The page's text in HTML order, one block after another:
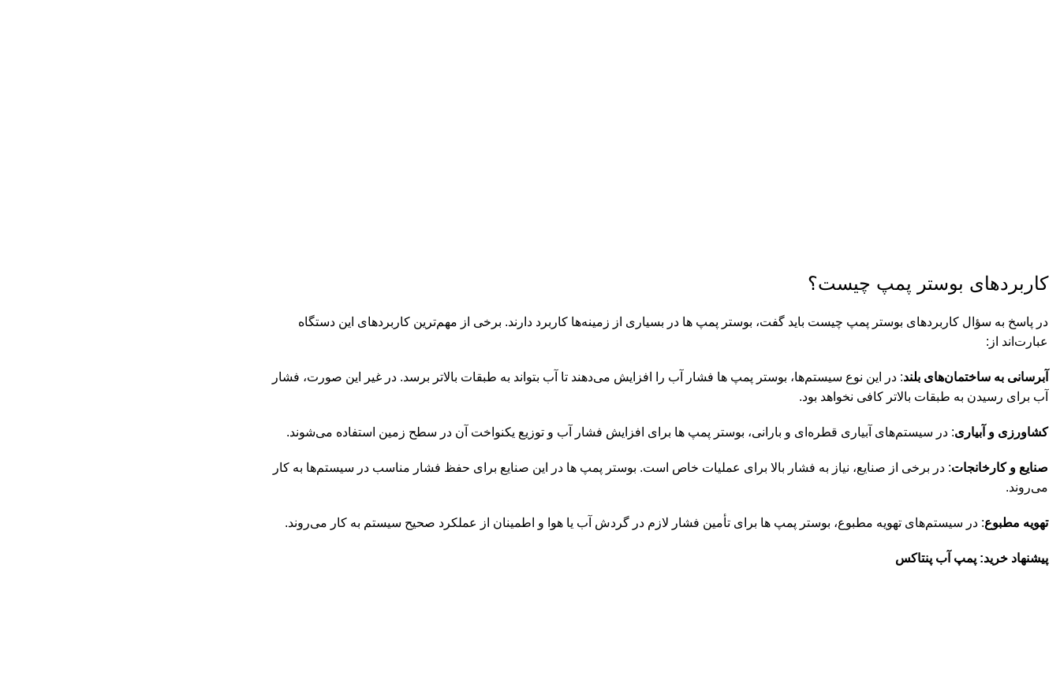
کاربردهای بوستر پمپ چیست؟
در پاسخ به سؤال کاربردهای بوستر پمپ چیست باید گفت، بوستر پمپ ها در بسیاری از زمینه‌ها کاربرد دارند. برخی از مهم‌ترین کاربردهای این دستگاه
عبارت‌اند از:
آبرسانی به ساختمان‌های بلند: در این نوع سیستم‌ها، بوستر پمپ ها فشار آب را افزایش می‌دهند تا آب بتواند به طبقات بالاتر برسد. در غیر این صورت، فشار
آب برای رسیدن به طبقات بالاتر کافی نخواهد بود.
کشاورزی و آبیاری: در سیستم‌های آبیاری قطره‌ای و بارانی، بوستر پمپ ها برای افزایش فشار آب و توزیع یکنواخت آن در سطح زمین استفاده می‌شوند.
صنایع و کارخانجات: در برخی از صنایع، نیاز به فشار بالا برای عملیات خاص است. بوستر پمپ ها در این صنایع برای حفظ فشار مناسب در سیستم‌ها به کار
می‌روند.
تهویه مطبوع: در سیستم‌های تهویه مطبوع، بوستر پمپ ها برای تأمین فشار لازم در گردش آب یا هوا و اطمینان از عملکرد صحیح سیستم به کار می‌روند.
پیشنهاد خرید: پمپ آب پنتاکس